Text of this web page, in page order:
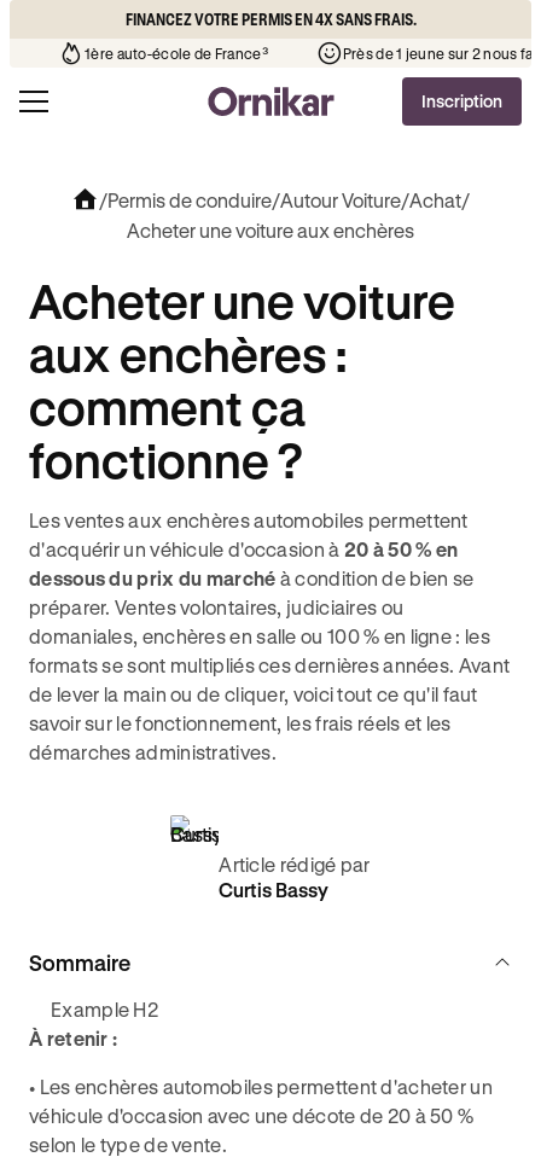
FINANCEZ VOTRE PERMIS EN 4X SANS FRAIS.
de votre quartier¹ 1ère auto-école de France³ Près
Inscription
/Permis de conduire/Autour Voiture/Achat/
Acheter une voiture aux enchères
Acheter une voiture
aux enchères :
comment ça
fonctionne ?
Les ventes aux enchères automobiles permettent
d'acquérir un véhicule d'occasion à 20 à 50 % en
dessous du prix du marché à condition de bien se
préparer. Ventes volontaires, judiciaires ou
domaniales, enchères en salle ou 100 % en ligne : les
formats se sont multipliés ces dernières années. Avant
de lever la main ou de cliquer, voici tout ce qu'il faut
savoir sur le fonctionnement, les frais réels et les
démarches administratives.
Article rédigé par
Curtis Bassy
Sommaire
Example H2
À retenir :
• Les enchères automobiles permettent d'acheter un
véhicule d'occasion avec une décote de 20 à 50 %
selon le type de vente.